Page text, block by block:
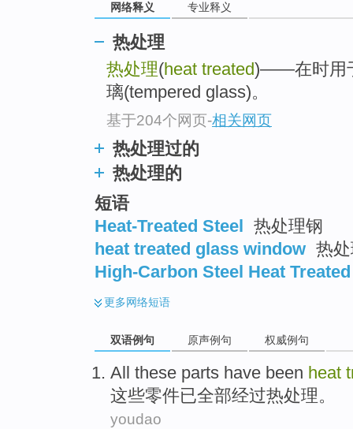
网络释义 专业释义
热处理
热处理(heat treated)——在时用
璃(tempered glass)。
基于204个网页-相关网页
热处理过的
热处理的
短语
Heat-Treated Steel
热处理钢
heat treated glass window 热
High-Carbon Steel Heat Treated
更多网络短语
双语例句 原声例句 权威例句
All these parts have been heat
这些零件已全部经过热处理。
youdao